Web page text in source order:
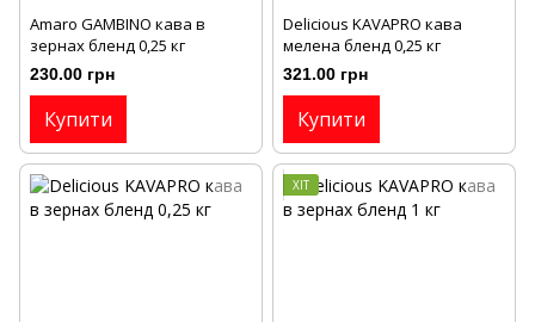
Amaro GAMBINO кава в
зернах бленд 0,25 кг
230.00 грн
Купити
Delicious KAVAPRO кава
мелена бленд 0,25 кг
321.00 грн
Купити
ХІТ